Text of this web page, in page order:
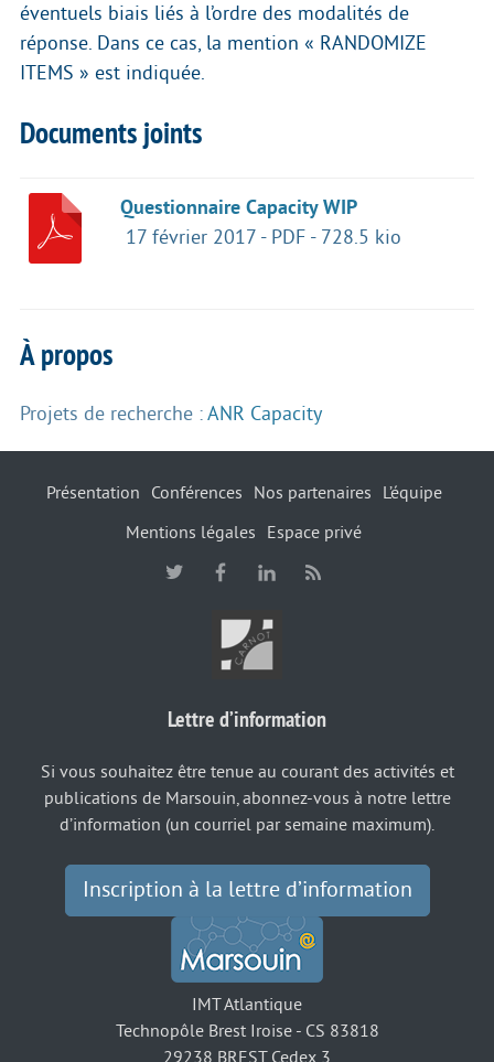
éventuels biais liés à l’ordre des modalités de
réponse. Dans ce cas, la mention « RANDOMIZE
ITEMS » est indiquée.
Documents joints
Questionnaire Capacity WIP
17 février 2017 - PDF - 728.5 kio
À propos
Projets de recherche : ANR Capacity
Présentation Conférences Nos partenaires
L’équipe
Mentions légales
Espace privé
Lettre d’information
Si vous souhaitez être tenue au courant des activités et
publications de Marsouin, abonnez-vous à notre lettre
d’information (un courriel par semaine maximum).
Inscription à la lettre d’information
IMT Atlantique
Technopôle Brest Iroise - CS 83818
29238 BREST Cedex 3